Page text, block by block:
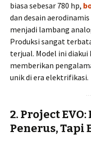
biasa sebesar 780 hp,
dan desain
menjadi lambang
Produksi sangat
terjual. Model ini diakui
memberikan
unik di era elektrifikasi.
2. Project
Penerus, Tapi